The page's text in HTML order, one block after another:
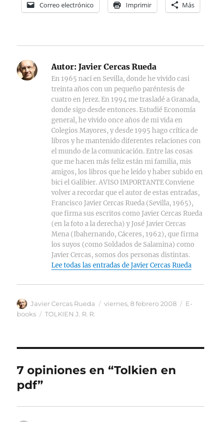
Correo electrónico Imprimir Más
Autor: Javier Cercas Rueda
En 1965 nací en Sevilla, donde he vivido casi
treinta años con un pequeño paréntesis de
cuatro en Jerez. En 1994 me trasladé a Granada,
donde sigo desde entonces. Estudié Economía
general, he vivido once años de mi vida en
Colegios Mayores, y desde 1995 hago crítica de
libros y he mantenido diferentes relaciones con
el mundo de la comunicación. Entre las cosas
que me hacen más feliz están mi familia, mis
amigos, los libros que he leído y haber subido en
bici el Galibier. AVISO IMPORTANTE Conviene
volver a recordar que el autor de estas entradas,
Francisco Javier Cercas Rueda (Sevilla, 1965),
que firma sus escritos como Javier Cercas Rueda
(en la foto a la derecha) y José Javier Cercas
Mena (Ibahernando, Cáceres, 1962), que firma
los suyos (como Soldados de Salamina) como
Javier Cercas, somos dos personas distintas.
Lee todas las entradas de Javier Cercas Rueda
Autor
Javier Cercas Rueda
Publicado
viernes, 8 febrero 2008 Categorías
E-
books
Etiquetas
TOLKIEN J. R. R.
7 opiniones en “Tolkien en
pdf”